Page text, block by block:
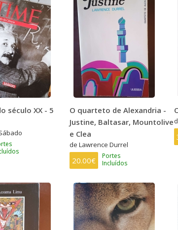
século XX - 5
O quarteto de Alexandria -
Justine, Baltasar, Mountolive
e Clea
de Lawrence Durrel
20.00€
Portes
Incluídos